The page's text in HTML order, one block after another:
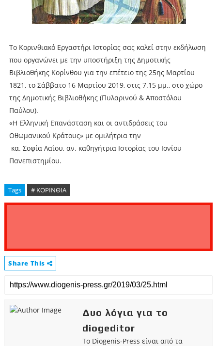
Το Κορινθιακό Εργαστήρι Ιστορίας σας καλεί στην εκδήλωση
που οργανώνει με την υποστήριξη της Δημοτικής
Βιβλιοθήκης Κορίνθου για την επέτειο της 25ης Μαρτίου
1821, το Σάββατο 16 Μαρτίου 2019, στις 7.15 μμ., στο χώρο
της Δημοτικής Βιβλιοθήκης (Πυλαρινού & Αποστόλου
Παύλου).
«Η Ελληνική Επανάσταση και οι αντιδράσεις του
Οθωμανικού Κράτους» με ομιλήτρια την
κα. Σοφία Λαΐου, αν. καθηγήτρια Ιστορίας του Ιονίου
Πανεπιστημίου.
Tags # ΚΟΡΙΝΘΙΑ
Share This
Δυο λόγια για το
diogeditor
Το Diogenis-Press είναι από τα